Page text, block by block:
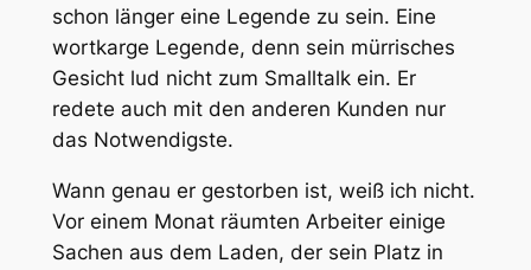
schon länger eine Legende zu sein. Eine
wortkarge Legende, denn sein mürrisches
Gesicht lud nicht zum Smalltalk ein. Er
redete auch mit den anderen Kunden nur
das Notwendigste.
Wann genau er gestorben ist, weiß ich nicht.
Vor einem Monat räumten Arbeiter einige
Sachen aus dem Laden, der sein Platz in